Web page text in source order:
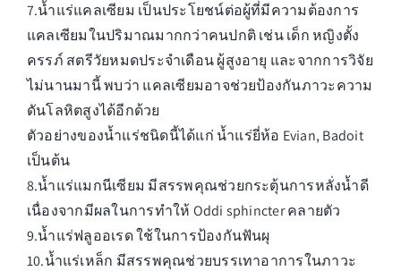
7.น้ำแร่แคลเซียม เป็นประโยชน์ต่อผู้ที่มีความต้องการ
แคลเซียมในปริมาณมากกว่าคนปกติ เช่น เด็ก หญิงตั้ง
ครรภ์ สตรีวัยหมดประจำเดือน ผู้สูงอายุ และจากการวิจัย
ไม่นานมานี้ พบว่า แคลเซียมอาจช่วยป้องกันภาวะความ
ดันโลหิตสูงได้อีกด้วย
ตัวอย่างของน้ำแร่ชนิดนี้ได้แก่ น้ำแร่ยี่ห้อ Evian, Badoit
เป็นต้น
8.น้ำแร่แมกนีเซียม มีสรรพคุณช่วยกระตุ้นการหลั่งน้ำดี
เนื่องจากมีผลในการทำให้ Oddi sphincter คลายตัว
9.น้ำแร่ฟลูออเรด ใช้ในการป้องกันฟันผุ
10.น้ำแร่เหล็ก มีสรรพคุณช่วยบรรเทาอาการในภาวะ